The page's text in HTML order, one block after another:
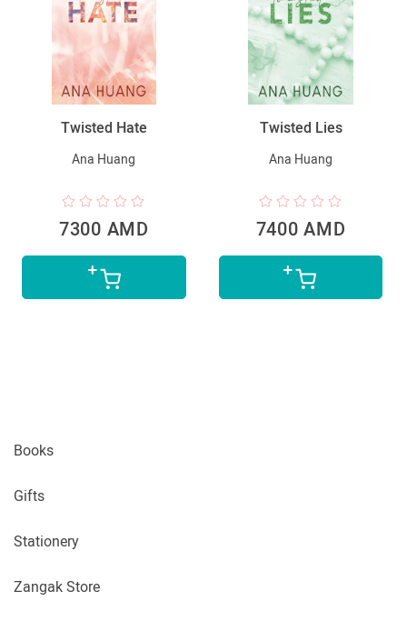
Twisted Hate
Ana Huang
7300 AMD
Twisted Lies
Ana Huang
7400 AMD
Books
Gifts
Stationery
Zangak Store